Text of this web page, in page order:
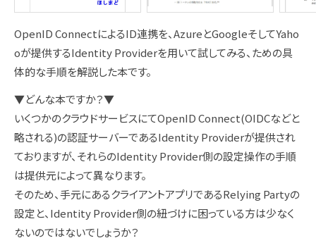
OpenID ConnectによるID連携を、AzureとGoogleそしてYaho
oが提供するIdentity Providerを用いて試してみる、ための具
体的な手順を解説した本です。
▼どんな本ですか？▼
いくつかのクラウドサービスにてOpenID Connect(OIDCなどと
略される)の認証サーバーであるIdentity Providerが提供され
ておりますが、それらのIdentity Provider側の設定操作の手順
は提供元によって異なります。
そのため、手元にあるクライアントアプリであるRelying Partyの
設定と、Identity Provider側の紐づけに困っている方は少なく
ないのではないでしょうか？